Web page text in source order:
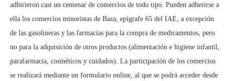
adhirieron casi un centenar de comercios de todo tipo. Pueden adherirse a
ella los comercios minoristas de Baza, epígrafe 65 del IAE, a excepción
de las gasolineras y las farmacias para la compra de medicamentos, pero
no para la adquisición de otros productos (alimentación e higiene infantil,
parafarmacia, cosméticos y cuidados). La participación de los comercios
se realizará mediante un formulario online, al que se podrá acceder desde